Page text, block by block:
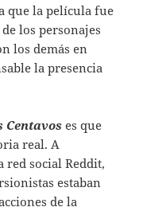
que la película fue
los personajes
los demás en
la presencia
Centavos es que
real. A
red social Reddit,
estaban
de la